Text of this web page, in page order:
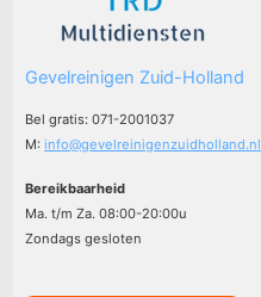
Gevelreinigen Zuid-Holland
Bel gratis: 071-2001037
M:info@gevelreinigenzuidholland.nl
Bereikbaarheid
Ma. t/m Za. 08:00-20:00u
Zondags gesloten